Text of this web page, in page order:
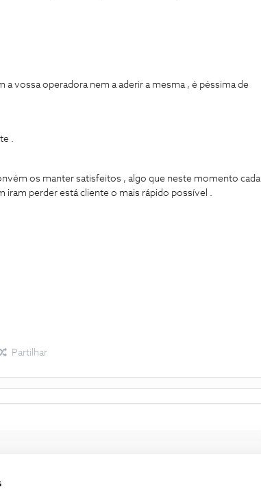
a vossa operadora nem a aderir a mesma , é péssima de
.
os manter satisfeitos , algo que neste momento cada
perder está cliente o mais rápido possível .
Partilhar